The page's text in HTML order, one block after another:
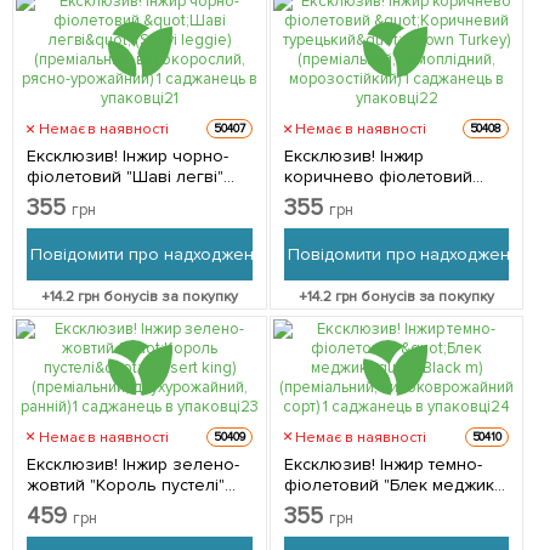
Немає в наявності 50407
Ексклюзив! Інжир чорно-
фіолетовий "Шаві легві"
(Shavi leggie) (преміальний,
високорослий, рясно-
упаковці 1 саджанець в
упаковці
355 грн
Повідомити про надходження
+14.2 грн бонусів за покупку
Немає в наявності 50408
Ексклюзив! Інжир
коричнево фіолетовий
"Коричневий турецький"
(Brown Turkey)
морозостійкий) 1
саджанець в упаковці 1
саджанець в упаковці
355 грн
Повідомити про надходження
+14.2грн бонусів за покупку
Немає в наявності 50409
Ексклюзив! Інжир зелено-
жовтий "Король пустелі"
(Desert king) (преміальний,
двухурожайний, ранній) 1
459 грн
Немає в наявності 50410
Ексклюзив! Інжир темно-
фіолетовий "Блек меджик"
(Black m) (преміальний,
високоврожайний сорт) 1
355 грн